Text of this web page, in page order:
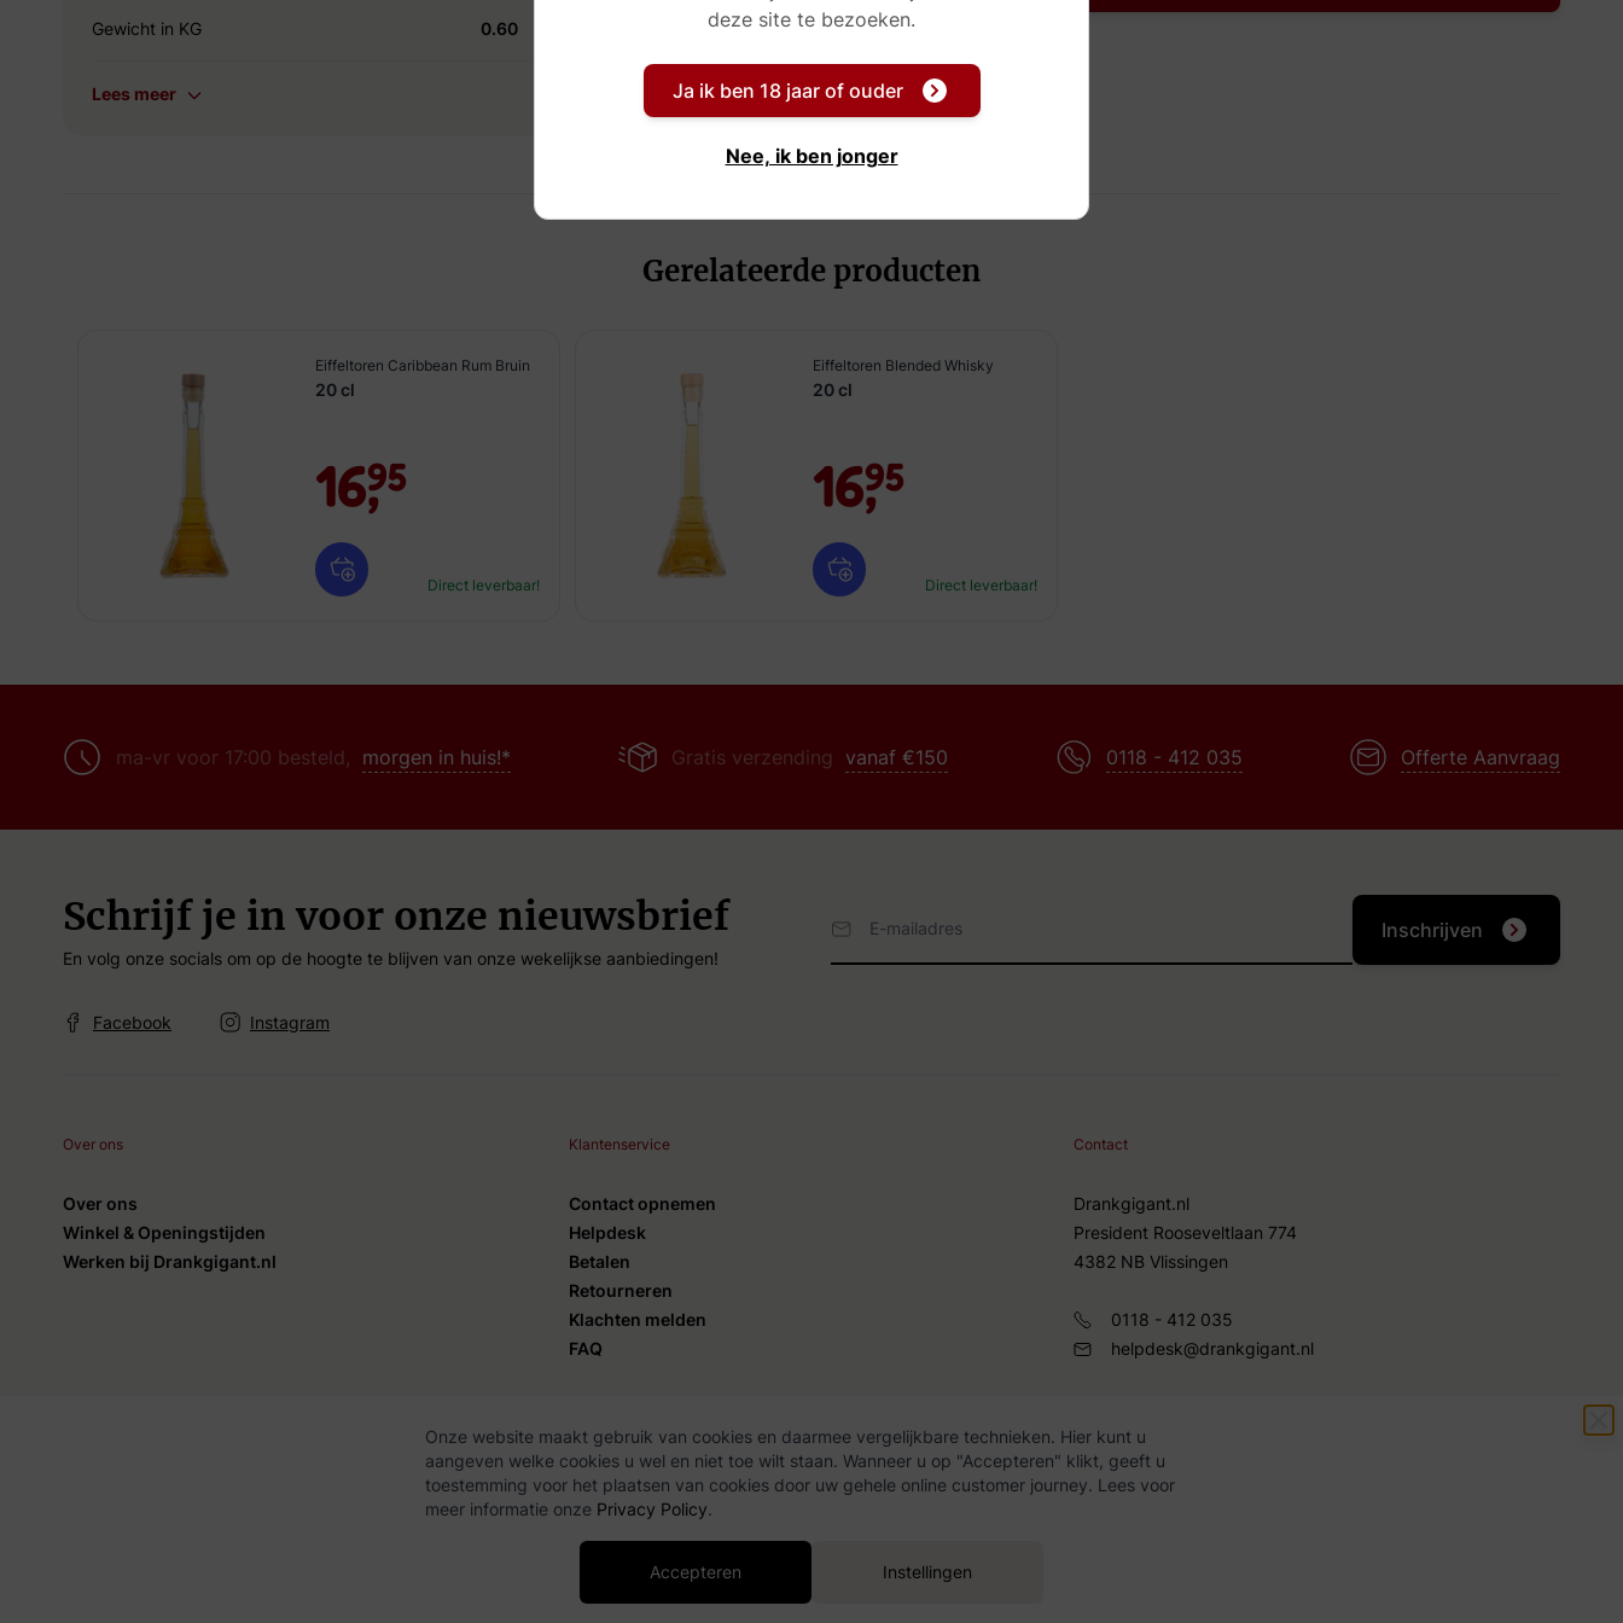
Onze website maakt gebruik van cookies en daarmee vergelijkbare technieken. Hier kunt u
aangeven welke cookies u wel en niet toe wilt staan. Wanneer u op "Accepteren" klikt, geeft u
toestemming voor het plaatsen van cookies door uw gehele online customer journey. Lees voor
meer informatie onze Privacy Policy.
Accepteren Instellingen
Gewicht in KG 0.60
Lees meer
Gerelateerde producten
Eiffeltoren Caribbean Rum Bruin
20 cl
16,95
Direct leverbaar!
Eiffeltoren Blended Whisky
20 cl
16,95
Direct leverbaar!
ma-vr voor 17:00 besteld, morgen in huis!* Gratis verzending vanaf €150 0118 - 412 035 Offerte Aanvraag
Schrijf je in voor onze nieuwsbrief
En volg onze socials om op de hoogte te blijven van onze wekelijkse aanbiedingen!
Inschrijven
Facebook Instagram
Over ons
Over ons
Winkel & Openingstijden
Werken bij Drankgigant.nl
Klantenservice
Contact opnemen
Helpdesk
Betalen
Retourneren
Klachten melden
FAQ
Contact
Drankgigant.nl
President Rooseveltlaan 774
4382 NB Vlissingen
0118 - 412 035
helpdesk@drankgigant.nl
Algemene voorwaarden Privacy Policy
deze site te bezoeken.
Ja ik ben 18 jaar of ouder
Nee, ik ben jonger